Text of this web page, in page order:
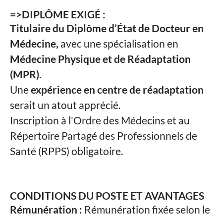
=>DIPLÔME EXIGÉ :
Titulaire du Diplôme d’État de Docteur en
Médecine, avec une spécialisation en
Médecine Physique et de Réadaptation
(MPR).
Uneexpérience en centre de réadaptation
serait un atout apprécié.
Inscription à l'Ordre des Médecins et au
Répertoire Partagé des Professionnels de
Santé (RPPS) obligatoire.
CONDITIONS DU POSTE ET AVANTAGES
Rémunération : Rémunération fixée selon le